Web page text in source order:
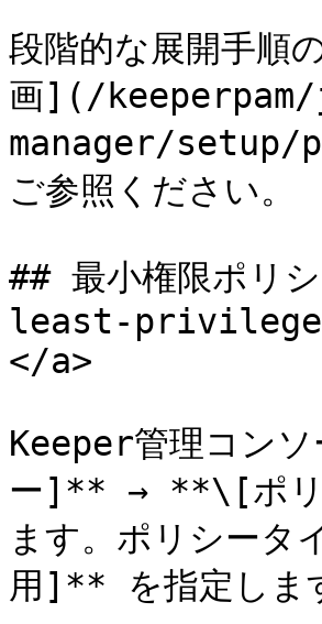
段階的な展開手順
画](/
manager/
ご参照ください。
## 最小権限ポ
least-
</a>
Keeper管理コン
ー]** → **\[ポリ
ます。ポリシー
用]** を指定しま